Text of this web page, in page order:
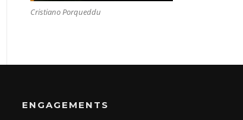
Cristiano Porqueddu
ENGAGEMENTS